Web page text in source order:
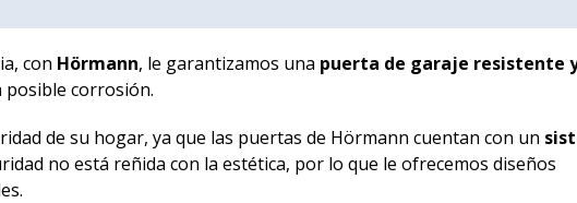
con Hörmann, le garantizamos una puerta de garaje resistente
posible corrosión.
de su hogar, ya que las puertas de Hörmann cuentan con un
no está reñida con la estética, por lo que le ofrecemos diseños